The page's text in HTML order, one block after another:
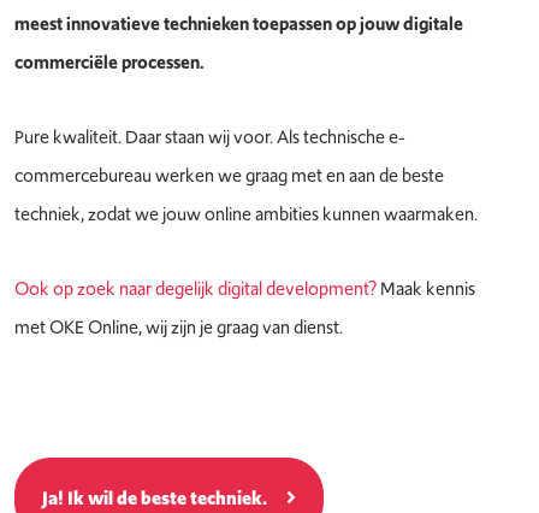
meest innovatieve technieken toepassen op jouw digitale
commerciële processen.
Pure kwaliteit. Daar staan wij voor. Als technische e-
commercebureau werken we graag met en aan de beste
techniek, zodat we jouw online ambities kunnen waarmaken.
Ook op zoek naar degelijk digital development?Maak kennis
met OKE Online, wij zijn je graag van dienst.
Ja! Ik wil de beste techniek.